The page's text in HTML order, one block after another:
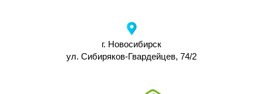
г. Новосибирск
ул. Сибиряков-Гвардейцев, 74/2